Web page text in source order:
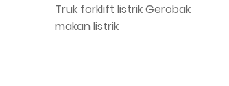
Truk forklift listrik Gerobak
makan listrik